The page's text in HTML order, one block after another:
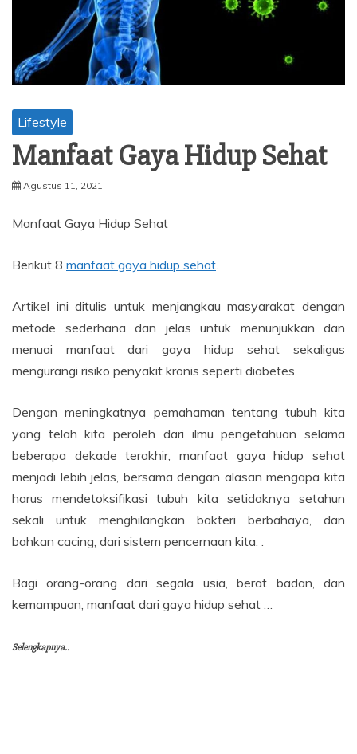
Lifestyle
Manfaat Gaya Hidup Sehat
Agustus 11, 2021
Manfaat Gaya Hidup Sehat
Berikut 8 manfaat gaya hidup sehat.
Artikel ini ditulis untuk menjangkau masyarakat dengan
metode sederhana dan jelas untuk menunjukkan dan
menuai manfaat dari gaya hidup sehat sekaligus
mengurangi risiko penyakit kronis seperti diabetes.
Dengan meningkatnya pemahaman tentang tubuh kita
yang telah kita peroleh dari ilmu pengetahuan selama
beberapa dekade terakhir, manfaat gaya hidup sehat
menjadi lebih jelas, bersama dengan alasan mengapa kita
harus mendetoksifikasi tubuh kita setidaknya setahun
sekali untuk menghilangkan bakteri berbahaya, dan
bahkan cacing, dari sistem pencernaan kita. .
Bagi orang-orang dari segala usia, berat badan, dan
kemampuan, manfaat dari gaya hidup sehat …
Selengkapnya..